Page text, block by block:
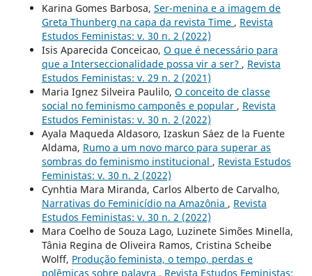
Karina Gomes Barbosa, Ser-menina e a imagem de
Greta Thunberg na capa da revista Time , Revista
Estudos Feministas: v. 30 n. 2 (2022)
Isis Aparecida Conceicao, O que é necessário para
que a Interseccionalidade possa vir a ser? , Revista
Estudos Feministas: v. 29 n. 2 (2021)
Maria Ignez Silveira Paulilo, O conceito de classe
social no feminismo camponês e popular , Revista
Estudos Feministas: v. 30 n. 2 (2022)
Ayala Maqueda Aldasoro, Izaskun Sáez de la Fuente
Aldama, Rumo a um novo marco para superar as
sombras do feminismo institucional , Revista Estudos
Feministas: v. 30 n. 2 (2022)
Cynhtia Mara Miranda, Carlos Alberto de Carvalho,
Narrativas do Feminicídio na Amazônia , Revista
Estudos Feministas: v. 30 n. 2 (2022)
Mara Coelho de Souza Lago, Luzinete Simões Minella,
Tânia Regina de Oliveira Ramos, Cristina Scheibe
Wolff, Produção feminista, o tempo, perdas e
polêmicas sobre palavra , Revista Estudos Feministas: